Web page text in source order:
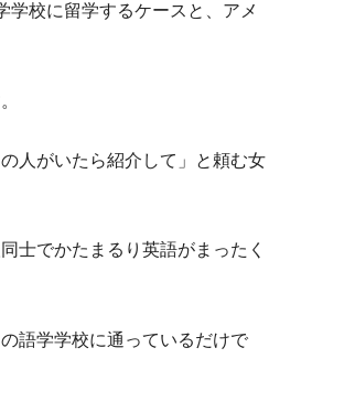
学校に留学するケースと、アメ
人がいたら紹介して」と頼む女
士でかたまるり英語がまったく
語学学校に通っているだけで